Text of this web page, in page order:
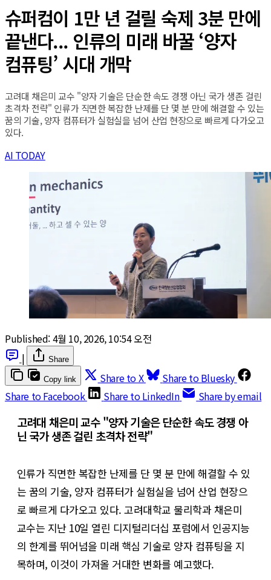
슈퍼컴이 1만 년 걸릴 숙제 3분 만에
끝낸다... 인류의 미래 바꿀 ‘양자
컴퓨팅’ 시대 개막
고려대 채은미 교수 "양자 기술은 단순한 속도 경쟁 아닌 국가 생존 걸린
초격차 전략" 인류가 직면한 복잡한 난제를 단 몇 분 만에 해결할 수 있는
꿈의 기술, 양자 컴퓨터가 실험실을 넘어 산업 현장으로 빠르게 다가오고
있다.
AI TODAY
Published:4월 10, 2026, 10:54 오전
|
Share
Copy link Share to X
Share to Bluesky
Share to Facebook
Share to LinkedIn Share by email
고려대 채은미 교수 "양자 기술은 단순한 속도 경쟁 아
닌 국가 생존 걸린 초격차 전략"
인류가 직면한 복잡한 난제를 단 몇 분 만에 해결할 수 있
는 꿈의 기술, 양자 컴퓨터가 실험실을 넘어 산업 현장으
로 빠르게 다가오고 있다. 고려대학교 물리학과 채은미
교수는 지난 10일 열린 디지털리더십 포럼에서 인공지능
의 한계를 뛰어넘을 미래 핵심 기술로 양자 컴퓨팅을 지
목하며, 이것이 가져올 거대한 변화를 예고했다.